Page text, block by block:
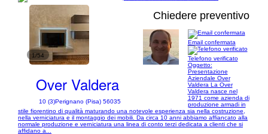
1/54
Chiedere preventivo
Over Valdera
10 (3)Perignano (Pisa) 56035
Email confermata
Telefono verificato
Oggetto:
Presentazione
Aziendale Over
Valdera La Over
Valdera nasce nel
1971 come azienda di
produzione armadi in
stile fiorentino di qualità maturando una notevole esperienza sia nella costruzione,
nella verniciatura e il montaggio dei mobili. Da circa 10 anni abbiamo affiancato alla
normale produzione e verniciatura una linea di conto terzi dedicata a clienti che si
affidano a...